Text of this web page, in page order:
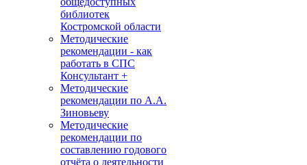
библиотек
Костромской области
Методические
рекомендации - как
работать в СПС
Консультант +
Методические
рекомендации по А.А.
Зиновьеву
Методические
рекомендации по
составлению годового
отчёта о деятельности